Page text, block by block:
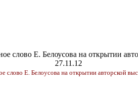
слово Е. Белоусова на открытии авторской